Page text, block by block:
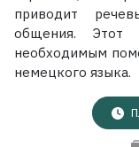
приводит
общения. Этот
необходимым
немецкого языка.